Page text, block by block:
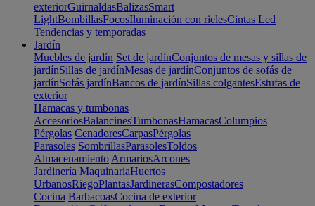
exteriorGuirnaldasBalizasSmart
LightBombillasFocosIluminación con rielesCintas Led
Tendencias y temporadas
Jardín
Muebles de jardín Set de jardínConjuntos de mesas y sillas de
jardínSillas de jardínMesas de jardínConjuntos de sofás de
jardínSofás jardínBancos de jardínSillas colgantesEstufas de
exterior
Hamacas y tumbonas
AccesoriosBalancinesTumbonasHamacasColumpios
Pérgolas CenadoresCarpasPérgolas
Parasoles SombrillasParasolesToldos
Almacenamiento ArmariosArcones
Jardinería MaquinariaHuertos
UrbanosRiegoPlantasJardinerasCompostadores
Cocina BarbacoasCocina de exterior